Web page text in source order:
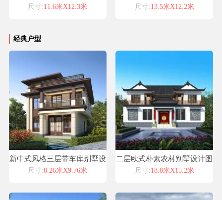
设计喜天下别墅设计案例
尺寸:11.6米X12.3米
省图纸之家喜天下建筑设计
尺寸:13.5米X12.2米
经典户型
新中式风格三层带车库别墅设
计130平方米占地面积建筑面
尺寸:8.26米X9.76米
二层欧式朴素农村别墅设计图
及效果图纸
尺寸:18.8米X15.2米